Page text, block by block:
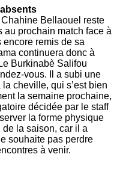
Bellaouel reste
prochain match face à
encore remis de sa
continuera donc à
Burkinabè Salifou
vous. Il a subi une
cheville, qui s’est bien
la semaine prochaine,
décidée par le staff
la forme physique
la saison, car il a
souhaite pas perdre
à venir.